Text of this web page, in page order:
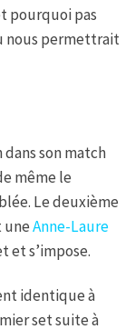
pourquoi pas
nous permettrait
dans son match
même le
Le deuxième
uneAnne-Laure
et s’impose.
identique à
set suite à